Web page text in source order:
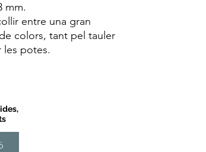
mm.
entre una gran
colors, tant pel tauler
les potes.